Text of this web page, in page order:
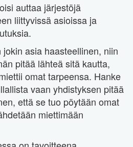
auttaa järjestöjä
liittyvissä asioissa ja
asia haasteellinen, niin
pitää lähteä sitä kautta,
omat tarpeensa. Hanke
vaan yhdistyksen pitää
että se tuo pöytään omat
miettimään